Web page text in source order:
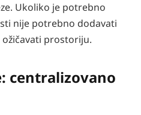
Ukoliko je potrebno
nije potrebno dodavati
prostoriju.
centralizovano